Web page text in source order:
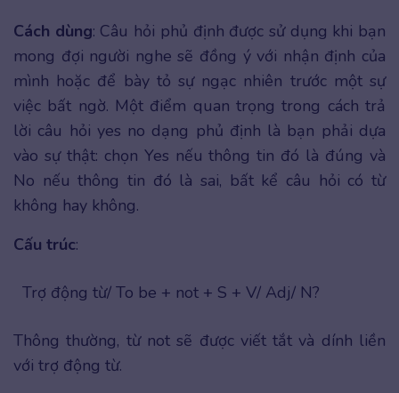
Cách dùng: Câu hỏi phủ định được sử dụng khi bạn
mong đợi người nghe sẽ đồng ý với nhận định của
mình hoặc để bày tỏ sự ngạc nhiên trước một sự
việc bất ngờ. Một điểm quan trọng trong cách trả
lời câu hỏi yes no dạng phủ định là bạn phải dựa
vào sự thật: chọn Yes nếu thông tin đó là đúng và
No nếu thông tin đó là sai, bất kể câu hỏi có từ
không hay không.
Cấu trúc:
Trợ động từ/ To be + not + S + V/ Adj/ N?
Thông thường, từ not sẽ được viết tắt và dính liền
với trợ động từ.